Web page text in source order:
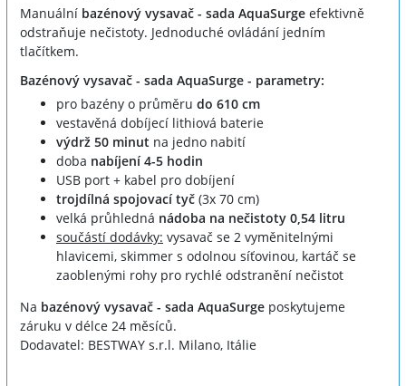
Manuální bazénový vysavač - sada AquaSurge efektivně
odstraňuje nečistoty. Jednoduché ovládání jedním
tlačítkem.
Bazénový vysavač - sada AquaSurge - parametry:
pro bazény o průměru do 610 cm
vestavěná dobíjecí lithiová baterie
výdrž 50 minut na jedno nabití
doba nabíjení 4-5 hodin
USB port + kabel pro dobíjení
trojdílná spojovací tyč (3x 70 cm)
velká průhledná nádoba na nečistoty 0,54 litru
součástí dodávky: vysavač se 2 vyměnitelnými
hlavicemi, skimmer s odolnou síťovinou, kartáč se
zaoblenými rohy pro rychlé odstranění nečistot
Na bazénový vysavač - sada AquaSurge poskytujeme
záruku v délce 24 měsíců.
Dodavatel: BESTWAY s.r.l. Milano, Itálie